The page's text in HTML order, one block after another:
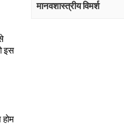
मानवशास्त्रीय विमर्श